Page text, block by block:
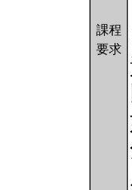
課程
要求